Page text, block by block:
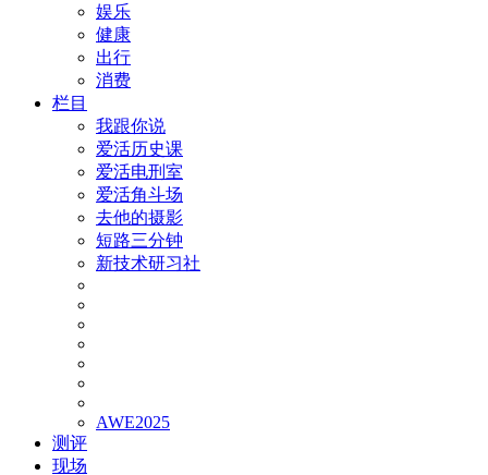
娱乐
健康
出行
消费
栏目
我跟你说
爱活历史课
爱活电刑室
爱活角斗场
去他的摄影
短路三分钟
新技术研习社
AWE2025
测评
现场